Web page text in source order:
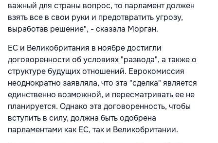
важный для страны вопрос, то парламент должен
взять все в свои руки и предотвратить угрозу,
выработав решение", - сказала Морган.
ЕС и Великобритания в ноябре достигли
договоренности об условиях "развода", а также о
структуре будущих отношений. Еврокомиссия
неоднократно заявляла, что эта "сделка" является
единственно возможной, и пересматривать ее не
планируется. Однако эта договоренность, чтобы
вступить в силу, должна быть одобрена
парламентами как ЕС, так и Великобритании.